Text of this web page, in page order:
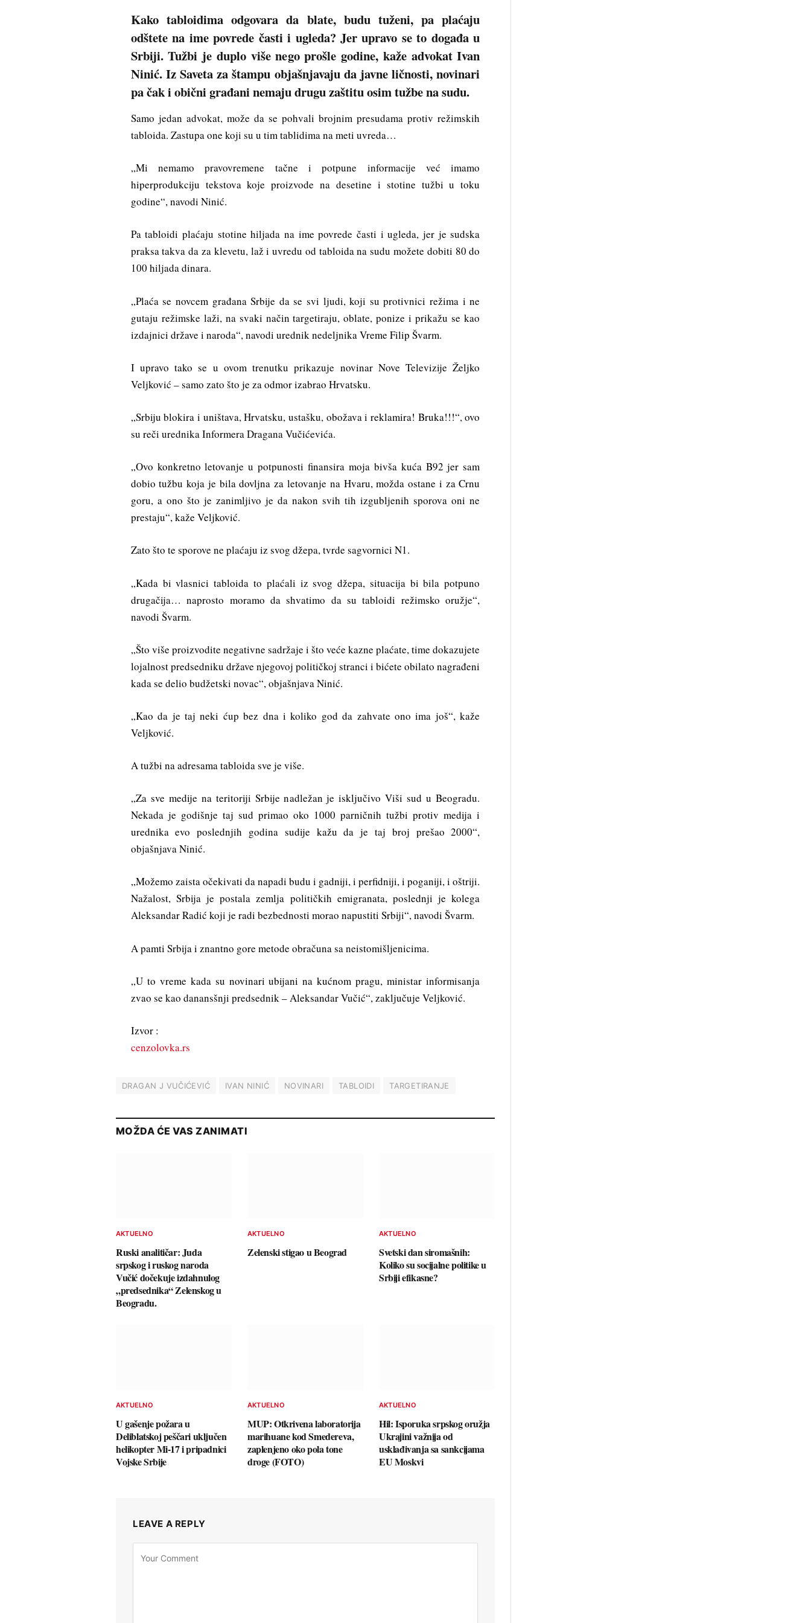
Kako tabloidima odgovara da blate, budu tuženi, pa plaćaju
odštete na ime povrede časti i ugleda? Jer upravo se to događa u
Srbiji. Tužbi je duplo više nego prošle godine, kaže advokat Ivan
Ninić. Iz Saveta za štampu objašnjavaju da javne ličnosti, novinari
pa čak i obični građani nemaju drugu zaštitu osim tužbe na sudu.
Samo jedan advokat, može da se pohvali brojnim presudama protiv režimskih
tabloida. Zastupa one koji su u tim tablidima na meti uvreda…
„Mi nemamo pravovremene tačne i potpune informacije već imamo
hiperprodukciju tekstova koje proizvode na desetine i stotine tužbi u toku
godine“, navodi Ninić.
Pa tabloidi plaćaju stotine hiljada na ime povrede časti i ugleda, jer je sudska
praksa takva da za klevetu, laž i uvredu od tabloida na sudu možete dobiti 80 do
100 hiljada dinara.
„Plaća se novcem građana Srbije da se svi ljudi, koji su protivnici režima i ne
gutaju režimske laži, na svaki način targetiraju, oblate, ponize i prikažu se kao
izdajnici države i naroda“, navodi urednik nedeljnika Vreme Filip Švarm.
I upravo tako se u ovom trenutku prikazuje novinar Nove Televizije Željko
Veljković – samo zato što je za odmor izabrao Hrvatsku.
„Srbiju blokira i uništava, Hrvatsku, ustašku, obožava i reklamira! Bruka!!!“, ovo
su reči urednika Informera Dragana Vučićevića.
„Ovo konkretno letovanje u potpunosti finansira moja bivša kuća B92 jer sam
dobio tužbu koja je bila dovljna za letovanje na Hvaru, možda ostane i za Crnu
goru, a ono što je zanimljivo je da nakon svih tih izgubljenih sporova oni ne
prestaju“, kaže Veljković.
Zato što te sporove ne plaćaju iz svog džepa, tvrde sagvornici N1.
„Kada bi vlasnici tabloida to plaćali iz svog džepa, situacija bi bila potpuno
drugačija… naprosto moramo da shvatimo da su tabloidi režimsko oružje“,
navodi Švarm.
„Što više proizvodite negativne sadržaje i što veće kazne plaćate, time dokazujete
lojalnost predsedniku države njegovoj političkoj stranci i bićete obilato nagrađeni
kada se delio budžetski novac“, objašnjava Ninić.
„Kao da je taj neki ćup bez dna i koliko god da zahvate ono ima još“, kaže
Veljković.
A tužbi na adresama tabloida sve je više.
„Za sve medije na teritoriji Srbije nadležan je isključivo Viši sud u Beogradu.
Nekada je godišnje taj sud primao oko 1000 parničnih tužbi protiv medija i
urednika evo poslednjih godina sudije kažu da je taj broj prešao 2000“,
objašnjava Ninić.
„Možemo zaista očekivati da napadi budu i gadniji, i perfidniji, i poganiji, i oštriji.
Nažalost, Srbija je postala zemlja političkih emigranata, poslednji je kolega
Aleksandar Radić koji je radi bezbednosti morao napustiti Srbiji“, navodi Švarm.
A pamti Srbija i znantno gore metode obračuna sa neistomišljenicima.
„U to vreme kada su novinari ubijani na kućnom pragu, ministar informisanja
zvao se kao danansšnji predsednik – Aleksandar Vučić“, zaključuje Veljković.
Izvor :
cenzolovka.rs
DRAGAN J VUČIĆEVIĆ IVAN NINIĆ NOVINARI TABLOIDI TARGETIRANJE
MOŽDA ĆE VAS ZANIMATI
AKTUELNO
Ruski analitičar: Juda
srpskog i ruskog naroda
Vučić dočekuje izdahnulog
„predsednika“ Zelenskog u
Beogradu.
AKTUELNO
Zelenski stigao u Beograd
AKTUELNO
Svetski dan siromašnih:
Koliko su socijalne politike u
Srbiji efikasne?
AKTUELNO
U gašenje požara u
Deliblatskoj peščari uključen
helikopter Mi-17 i pripadnici
Vojske Srbije
AKTUELNO
MUP: Otkrivena laboratorija
marihuane kod Smedereva,
zaplenjeno oko pola tone
droge (FOTO)
AKTUELNO
Hil: Isporuka srpskog oružja
Ukrajini važnija od
usklađivanja sa sankcijama
EU Moskvi
LEAVE A REPLY